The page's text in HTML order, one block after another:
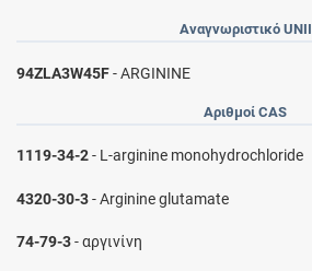
Αναγνωριστικό UNII
94ZLA3W45F- ARGININE
Αριθμοί CAS
1119-34-2- L-arginine monohydrochloride
4320-30-3- Arginine glutamate
74-79-3- αργινίνη